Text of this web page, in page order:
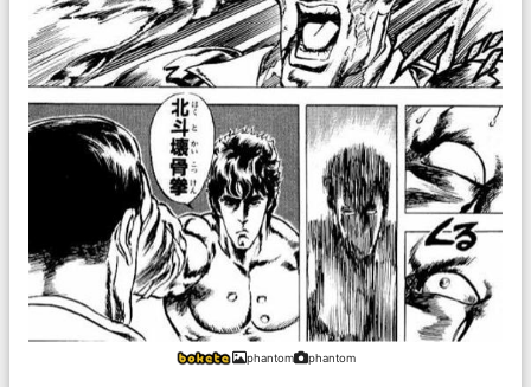
phantom phantom